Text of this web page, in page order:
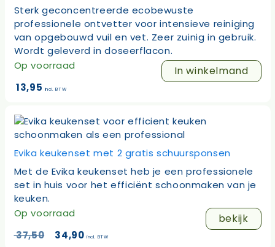
Sterk geconcentreerde ecobewuste
professionele ontvetter voor intensieve reiniging
van opgebouwd vuil en vet. Zeer zuinig in gebruik.
Wordt geleverd in doseerflacon.
Op voorraad
In winkelmand
13,95 incl. BTW
Evika keukenset met 2 gratis schuursponsen
Met de Evika keukenset heb je een professionele
set in huis voor het efficiënt schoonmaken van je
keuken.
Op voorraad
bekijk
37,50
Oorspronkelijke
34,90Huidige
incl. BTW